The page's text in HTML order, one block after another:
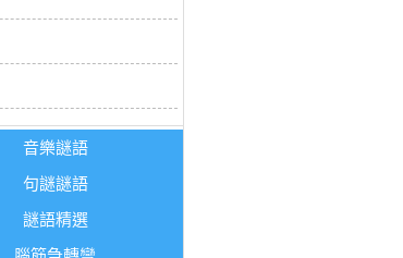
音樂謎語
句謎謎語
謎語精選